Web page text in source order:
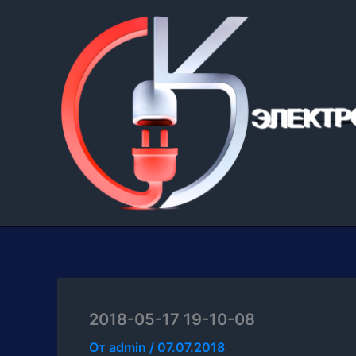
содержимому
2018-05-17 19-10-08
От admin / 07.07.2018